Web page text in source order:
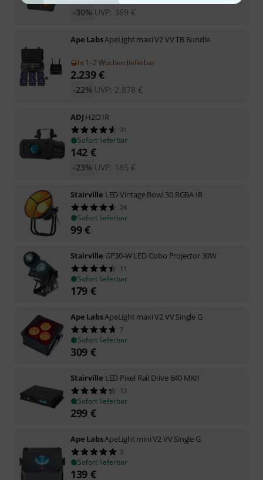
UVP: 369 €
-30%
Ape LabsApeLight maxi V2 VV TB Bundle
In 1–2 Wochen lieferbar
2.239€
UVP: 2.878 €
-22%
ADJ H2O IR
31
Sofort lieferbar
142 €
UVP: 185 €
-23%
Stairville LED Vintage Bowl 30 RGBA IR
24
Sofort lieferbar
99€
Stairville GP30-W LED Gobo Projector 30W
11
Sofort lieferbar
179 €
Ape LabsApeLight maxi V2 VV Single G
7
Sofort lieferbar
309 €
Stairville LED Pixel Rail Drive 640 MKII
13
Sofort lieferbar
299 €
Ape LabsApeLight mini V2 VV Single G
3
Sofort lieferbar
139 €